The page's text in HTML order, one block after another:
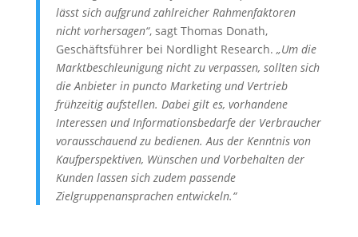
lässt sich aufgrund zahlreicher Rahmenfaktoren
nicht vorhersagen“, sagt Thomas Donath,
Geschäftsführer bei Nordlight Research. „Um die
Marktbeschleunigung nicht zu verpassen, sollten sich
die Anbieter in puncto Marketing und Vertrieb
frühzeitig aufstellen. Dabei gilt es, vorhandene
Interessen und Informationsbedarfe der Verbraucher
vorausschauend zu bedienen. Aus der Kenntnis von
Kaufperspektiven, Wünschen und Vorbehalten der
Kunden lassen sich zudem passende
Zielgruppenansprachen entwickeln.“